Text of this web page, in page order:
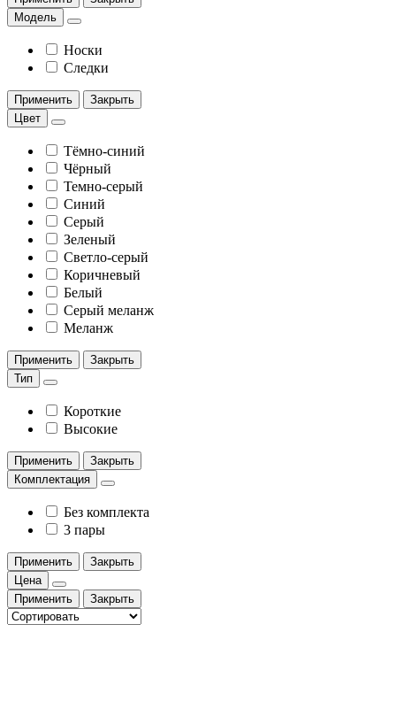
Модель
Носки
Следки
Применить
Закрыть
Цвет
Тёмно-синий
Чёрный
Темно-серый
Синий
Серый
Зеленый
Светло-серый
Коричневый
Белый
Серый меланж
Меланж
Применить
Закрыть
Тип
Короткие
Высокие
Применить
Закрыть
Комплектация
Без комплекта
3 пары
Применить
Закрыть
Цена
Применить
Закрыть